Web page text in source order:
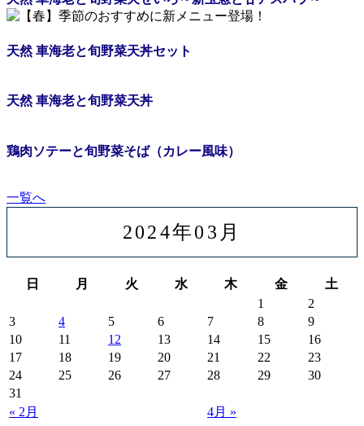
天然 車海老と旬野菜天丼セット
天然 車海老と旬野菜天丼
鶏肉ソテーと旬野菜そば（カレー風味）
一覧へ
2024年03月
日 月 火 水 木 金 土
« 2月 4月 »
1
2
3
4 5 6 7 8
9
10
11 12 13 14 15
16
17
18 19 20 21 22
23
24
25 26 27 28 29
30
31